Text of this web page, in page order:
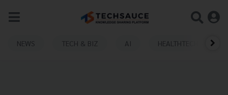
NEWS TECH & BIZ AI HEALTHTECH